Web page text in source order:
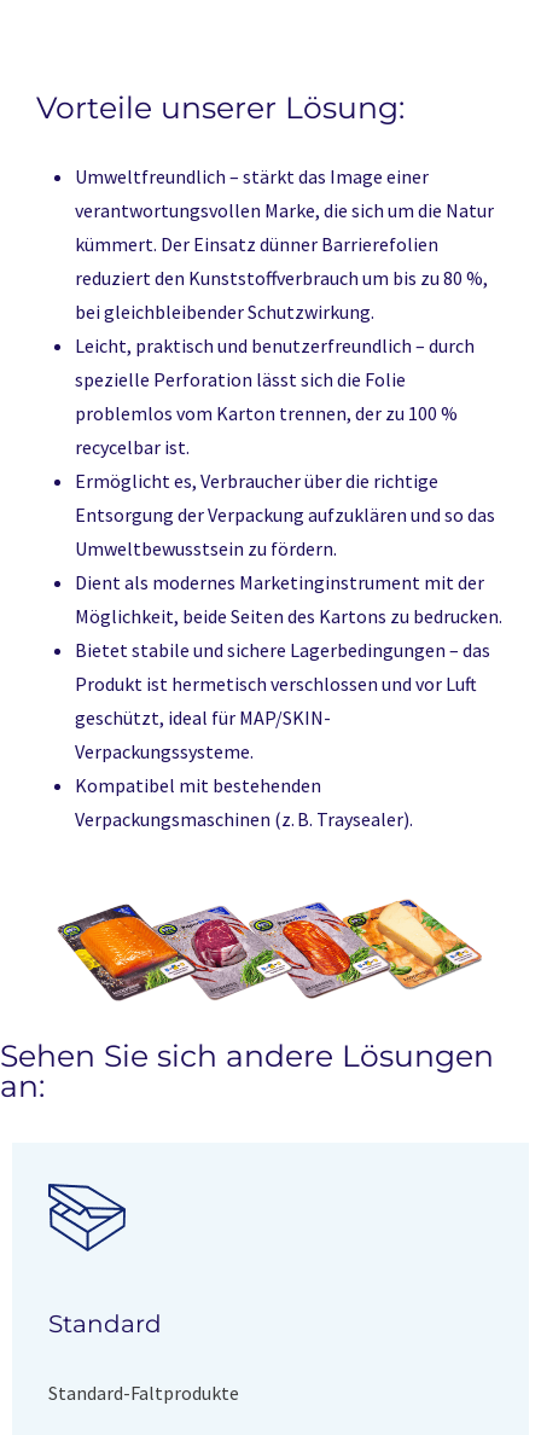
Vorteile unserer Lösung:
Umweltfreundlich – stärkt das Image einer
verantwortungsvollen Marke, die sich um die Natur
kümmert. Der Einsatz dünner Barrierefolien
reduziert den Kunststoffverbrauch um bis zu 80 %,
bei gleichbleibender Schutzwirkung.
Leicht, praktisch und benutzerfreundlich – durch
spezielle Perforation lässt sich die Folie
problemlos vom Karton trennen, der zu 100 %
recycelbar ist.
Ermöglicht es, Verbraucher über die richtige
Entsorgung der Verpackung aufzuklären und so das
Umweltbewusstsein zu fördern.
Dient als modernes Marketinginstrument mit der
Möglichkeit, beide Seiten des Kartons zu bedrucken.
Bietet stabile und sichere Lagerbedingungen – das
Produkt ist hermetisch verschlossen und vor Luft
geschützt, ideal für MAP/SKIN-
Verpackungssysteme.
Kompatibel mit bestehenden
Verpackungsmaschinen (z. B. Traysealer).
Sehen Sie sich andere Lösungen
an:
Standard
Standard-Faltprodukte